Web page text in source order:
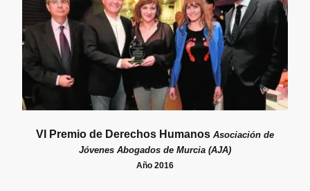
VI Premio de Derechos Humanos Asociación de
Jóvenes Abogados de Murcia (AJA)
Año 2016